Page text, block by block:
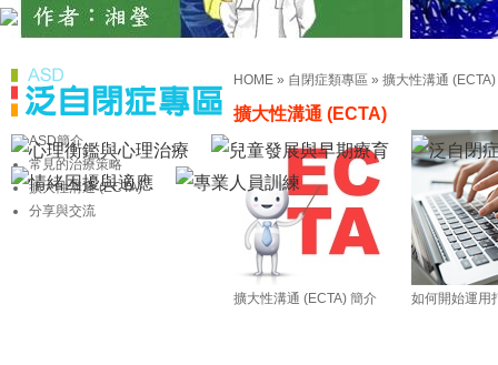
HOME » 自閉症類專區 » 擴大性溝通 (ECTA)
擴大性溝通 (ECTA)
擴大性溝通 (ECTA) 簡介 如何開始運用
ASD簡介
常見的治療策略
擴大性溝通 (ECTA)
分享與交流